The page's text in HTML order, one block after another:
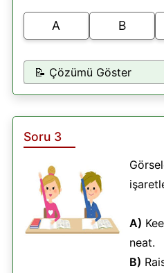
A B
📝 Çözümü Göster
Soru 3
A)
neat.
B)